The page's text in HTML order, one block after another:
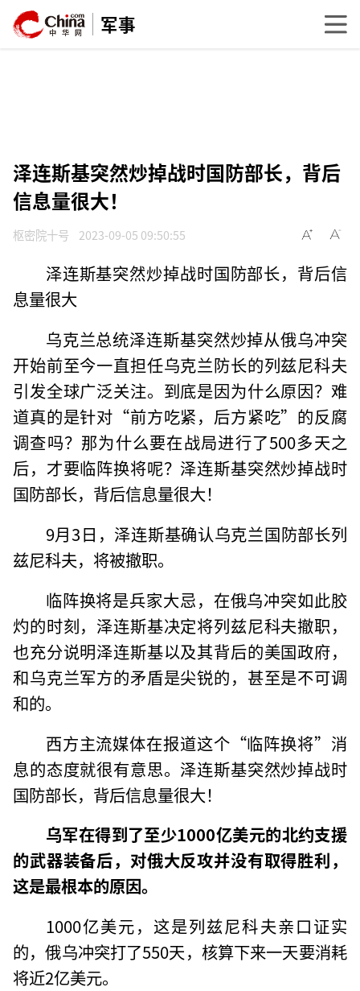
军事
泽连斯基突然炒掉战时国防部长，背后
信息量很大！
枢密院十号 2023-09-05 09:50:55
泽连斯基突然炒掉战时国防部长，背后信
息量很大
乌克兰总统泽连斯基突然炒掉从俄乌冲突
开始前至今一直担任乌克兰防长的列兹尼科夫
引发全球广泛关注。到底是因为什么原因？难
道真的是针对“前方吃紧，后方紧吃”的反腐
调查吗？那为什么要在战局进行了500多天之
后，才要临阵换将呢？泽连斯基突然炒掉战时
国防部长，背后信息量很大！
9月3日，泽连斯基确认乌克兰国防部长列
兹尼科夫，将被撤职。
临阵换将是兵家大忌，在俄乌冲突如此胶
灼的时刻，泽连斯基决定将列兹尼科夫撤职，
也充分说明泽连斯基以及其背后的美国政府，
和乌克兰军方的矛盾是尖锐的，甚至是不可调
和的。
西方主流媒体在报道这个“临阵换将”消
息的态度就很有意思。泽连斯基突然炒掉战时
国防部长，背后信息量很大！
乌军在得到了至少1000亿美元的北约支援
的武器装备后，对俄大反攻并没有取得胜利，
这是最根本的原因。
1000亿美元，这是列兹尼科夫亲口证实
的，俄乌冲突打了550天，核算下来一天要消耗
将近2亿美元。